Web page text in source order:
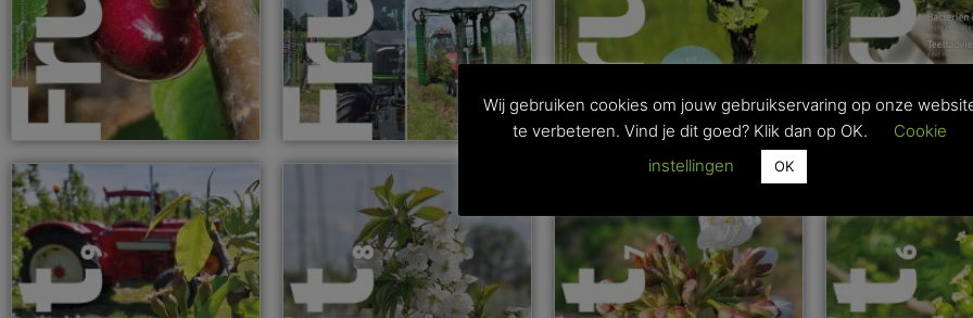
Wij gebruiken cookies om jouw gebruikservaring op onze
te verbeteren. Vind je dit goed? Klik dan op OK.
Cookie
instellingen
OK